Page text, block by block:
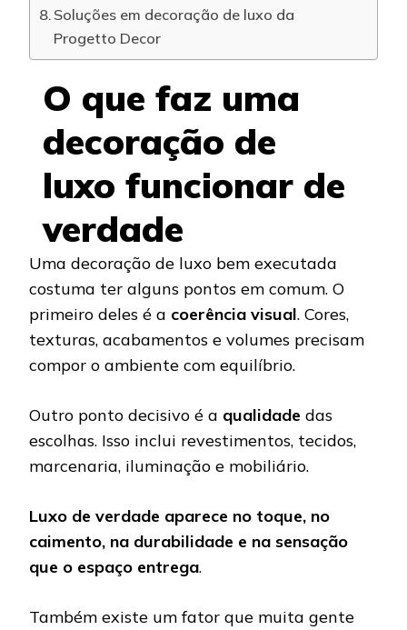
Soluções em decoração de luxo da
Progetto Decor
O que faz uma
decoração de
luxo funcionar de
verdade
Uma decoração de luxo bem executada
costuma ter alguns pontos em comum. O
primeiro deles é a coerência visual. Cores,
texturas, acabamentos e volumes precisam
compor o ambiente com equilíbrio.
Outro ponto decisivo é a qualidade das
escolhas. Isso inclui revestimentos, tecidos,
marcenaria, iluminação e mobiliário.
Luxo de verdade aparece no toque, no
caimento, na durabilidade e na sensação
que o espaço entrega.
Também existe um fator que muita gente